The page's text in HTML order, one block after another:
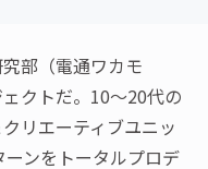
部（電通ワカモ
クトだ。10～20代の
リエーティブユニッ
ンをトータルプロデ